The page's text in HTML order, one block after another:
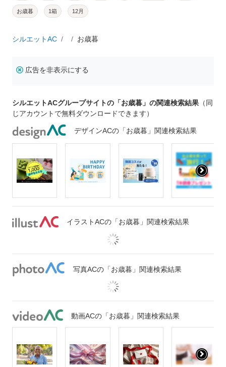
お歳暮 1箱 12月
シルエットAC お歳暮
広告を非表示にする
シルエットACグループサイトの「お歳暮」の関連検索結果 （同
じアカウントで無料ダウンロードできます）
デザインACの「お歳暮」関連検索結果
イラストACの「お歳暮」関連検索結果
写真ACの「お歳暮」関連検索結果
動画ACの「お歳暮」関連検索結果